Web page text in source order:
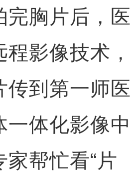
完胸片后，医
影像技术，
传到第一师医
一体化影像中
家帮忙看“片